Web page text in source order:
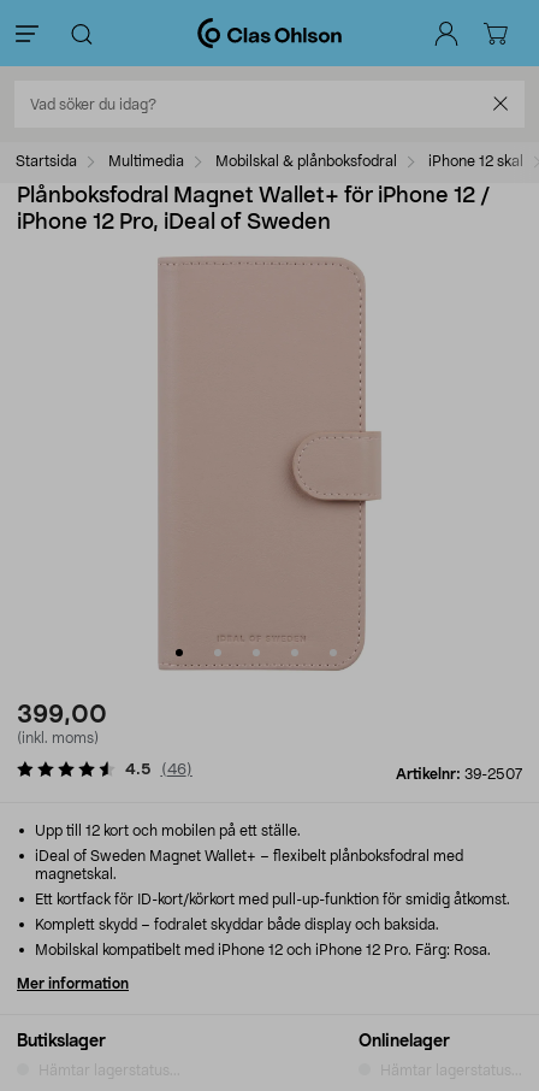
Startsida Multimedia Mobilskal & plånboksfodral iPhone 12 skal
Plånboksfodral Magnet Wallet+ för iPhone 12 /
iPhone 12 Pro, iDeal of Sweden
399,00
(inkl. moms)
Artikelnr: 39-2507
4.5 (46)
Butikslager
Hämtar lagerstatus...
Onlinelager
Hämtar lagerstatus...
Upp till 12 kort och mobilen på ett ställe.
iDeal of Sweden Magnet Wallet+ – flexibelt plånboksfodral med
magnetskal.
Ett kortfack för ID-kort/körkort med pull-up-funktion för smidig åtkomst.
Komplett skydd – fodralet skyddar både display och baksida.
Mobilskal kompatibelt med iPhone 12 och iPhone 12 Pro. Färg: Rosa.
Mer information